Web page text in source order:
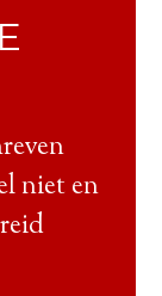
niet en